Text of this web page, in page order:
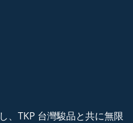
、TKP 台灣駿品と共に無限